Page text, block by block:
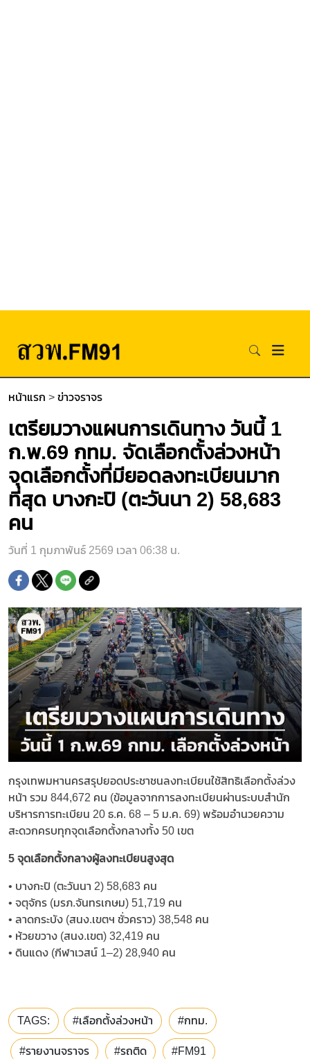
หน้าแรก > ข่าวจราจร
เตรียมวางแผนการเดินทาง วันนี้ 1
ก.พ.69 กทม. จัดเลือกตั้งล่วงหน้า
จุดเลือกตั้งที่มียอดลงทะเบียนมาก
ที่สุด บางกะปิ (ตะวันนา 2) 58,683
คน
วันที่ 1 กุมภาพันธ์ 2569 เวลา 06:38 น.
กรุงเทพมหานครสรุปยอดประชาชนลงทะเบียนใช้สิทธิเลือกตั้งล่วง
หน้า รวม 844,672 คน (ข้อมูลจากการลงทะเบียนผ่านระบบสำนัก
บริหารการทะเบียน 20 ธ.ค. 68 – 5 ม.ค. 69) พร้อมอำนวยความ
สะดวกครบทุกจุดเลือกตั้งกลางทั้ง 50 เขต
5 จุดเลือกตั้งกลางผู้ลงทะเบียนสูงสุด
• บางกะปิ (ตะวันนา 2) 58,683 คน
• จตุจักร (มรภ.จันทรเกษม) 51,719 คน
• ลาดกระบัง (สนง.เขตฯ ชั่วคราว) 38,548 คน
• ห้วยขวาง (สนง.เขต) 32,419 คน
• ดินแดง (กีฬาเวสน์ 1–2) 28,940 คน
TAGS: #เลือกตั้งล่วงหน้า #กทม.
#รายงานจราจร #รถติด #FM91